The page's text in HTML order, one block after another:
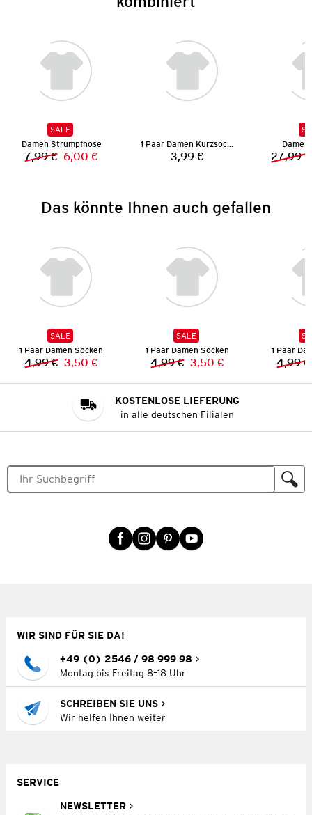
SALE
Damen Strumpfhose
Vorheriger Preis:
7,99 € Neuer Preis:
6,00 €
1 Paar Damen Kurzsocken
Preis:
3,99 € 27,99 €
Das könnte Ihnen auch gefallen
SALE
1 Paar Damen Socken
Vorheriger Preis:
4,99 € Neuer Preis:
3,50 €
SALE
1 Paar Damen Socken
Vorheriger Preis:
4,99 € Neuer Preis:
3,50 €
1 Paar
4,99 €
KOSTENLOSE LIEFERUNG
in alle deutschen Filialen
WIR SIND FÜR SIE DA!
+49 (0) 2546 / 98 999 98
Montag bis Freitag 8–18 Uhr
SCHREIBEN SIE UNS
Wir helfen Ihnen weiter
SERVICE
NEWSLETTER